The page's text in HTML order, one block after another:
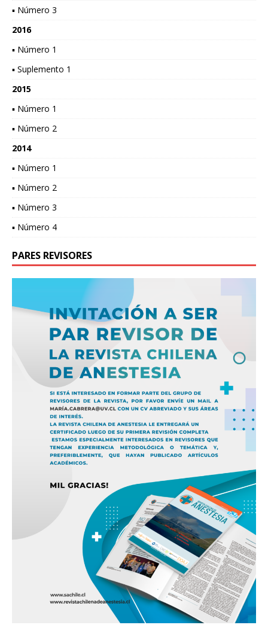
▪ Número 3
2016
▪ Número 1
▪ Suplemento 1
2015
▪ Número 1
▪ Número 2
2014
▪ Número 1
▪ Número 2
▪ Número 3
▪ Número 4
PARES REVISORES